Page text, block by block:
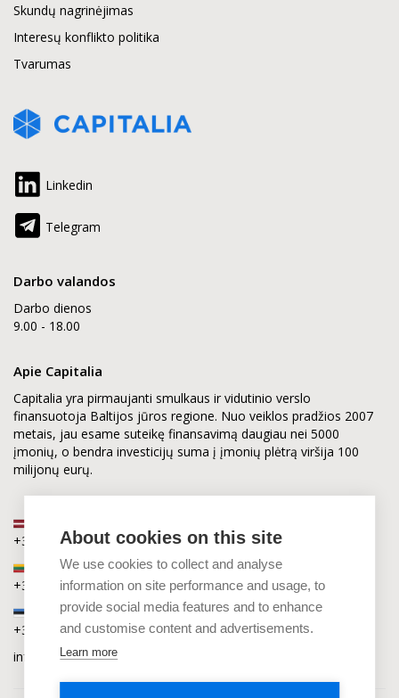
About cookies on this site
We use cookies to collect and analyse
information on site performance and usage, to
provide social media features and to enhance
and customise content and advertisements.
Learn more
Skundų nagrinėjimas
Interesų konflikto politika
Tvarumas
Linkedin
Telegram
Darbo valandos
Darbo dienos
9.00 - 18.00
Apie Capitalia
Capitalia yra pirmaujanti smulkaus ir vidutinio verslo
finansuotoja Baltijos jūros regione. Nuo veiklos pradžios 2007
metais, jau esame suteikę finansavimą daugiau nei 5000
įmonių, o bendra investicijų suma į įmonių plėtrą viršija 100
milijonų eurų.
+371 2880 0880
Lietuva
+370 6168 0880
Estija
+372 5864 0880
info@capitalia.com